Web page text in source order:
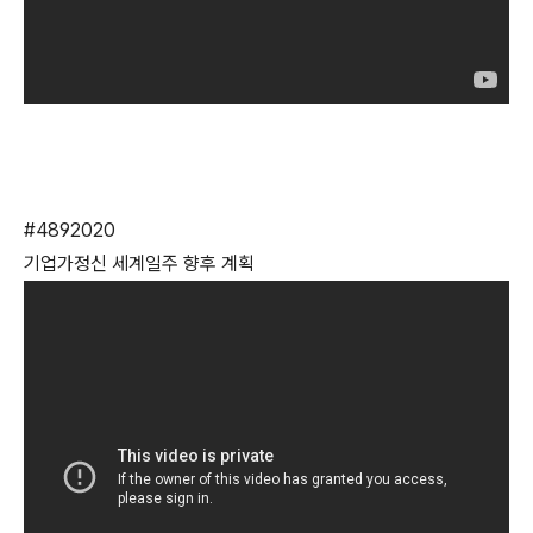
#4892020
기업가정신 세계일주 향후 계획